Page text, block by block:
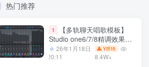
热门推荐
1
【多轨聊天唱歌模板】
Studio one6/7/8精调效果包
多种效果模式 声卡调试好直
播预设模板
26年1月18日
20:11
Y币15
8.4W+